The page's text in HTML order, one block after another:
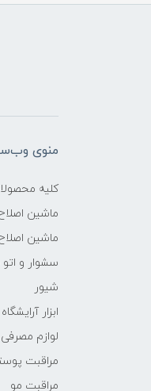
منوی
کلیه
ماشین
ماشین
سشوار و اتو
شیور
ابزار آرایشگاه
لوازم مصرفی
مراقبت
مراقبت مو